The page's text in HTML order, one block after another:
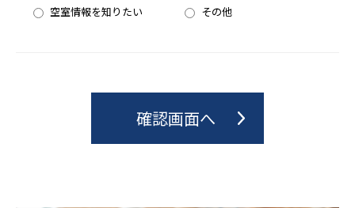
空室情報を知りたい
その他